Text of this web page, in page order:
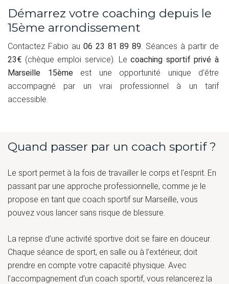
Démarrez votre coaching depuis le
15ème arrondissement
Contactez Fabio au 06 23 81 89 89. Séances à partir de
23€ (chèque emploi service). Lecoaching sportif privé à
Marseille 15èmeest une opportunité unique d'être
accompagné par un vrai professionnel à un tarif
accessible.
Quand passer par un coach sportif ?
Le sport permet à la fois de travailler le corps et l’esprit. En
passant par une approche professionnelle, comme je le
propose en tant que coach sportif sur Marseille, vous
pouvez vous lancer sans risque de blessure.
La reprise d’une activité sportive doit se faire en douceur.
Chaque séance de sport, en salle ou à l’extérieur, doit
prendre en compte votre capacité physique. Avec
l’accompagnement d’un coach sportif, vous relancerez la